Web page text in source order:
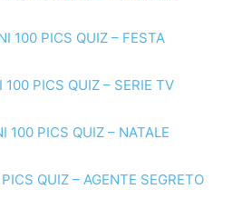
100 PICS QUIZ – FESTA
100 PICS QUIZ – SERIE TV
100 PICS QUIZ – NATALE
QUIZ – AGENTE SEGRETO